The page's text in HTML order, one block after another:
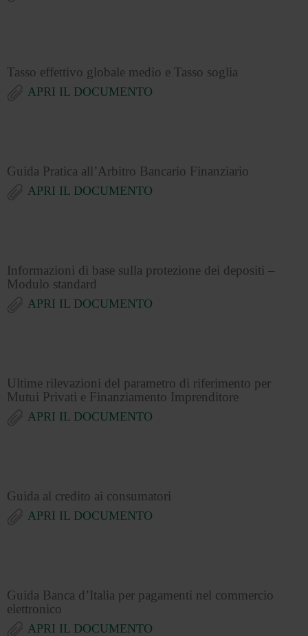
Tasso effettivo globale medio e Tasso soglia
APRI IL DOCUMENTO
Guida Pratica all’Arbitro Bancario Finanziario
APRI IL DOCUMENTO
Informazioni di base sulla protezione dei depositi –
Modulo standard
APRI IL DOCUMENTO
Ultime rilevazioni del parametro di riferimento per
Mutui Privati e Finanziamento Imprenditore
APRI IL DOCUMENTO
Guida al credito ai consumatori
APRI IL DOCUMENTO
Guida Banca d’Italia per pagamenti nel commercio
elettronico
APRI IL DOCUMENTO